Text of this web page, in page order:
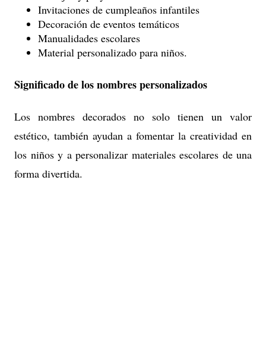
Invitaciones de cumpleaños infantiles
Decoración de eventos temáticos
Manualidades escolares
Material personalizado para niños.
Significado de los nombres personalizados
Los nombres decorados no solo tienen un valor
estético, también ayudan a fomentar la creatividad en
los niños y a personalizar materiales escolares de una
forma divertida.